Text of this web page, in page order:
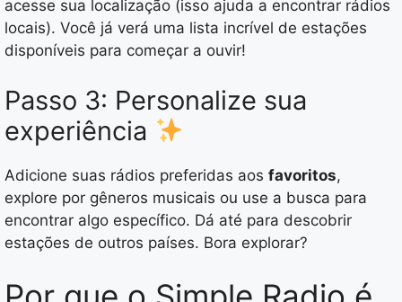
acesse sua localização (isso ajuda a encontrar rádios
locais). Você já verá uma lista incrível de estações
disponíveis para começar a ouvir!
Passo 3: Personalize sua
experiência
Adicione suas rádios preferidas aos favoritos,
explore por gêneros musicais ou use a busca para
encontrar algo específico. Dá até para descobrir
estações de outros países. Bora explorar?